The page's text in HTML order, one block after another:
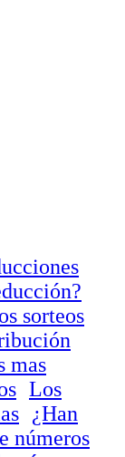
sorteos
mas
Los
¿Han
números